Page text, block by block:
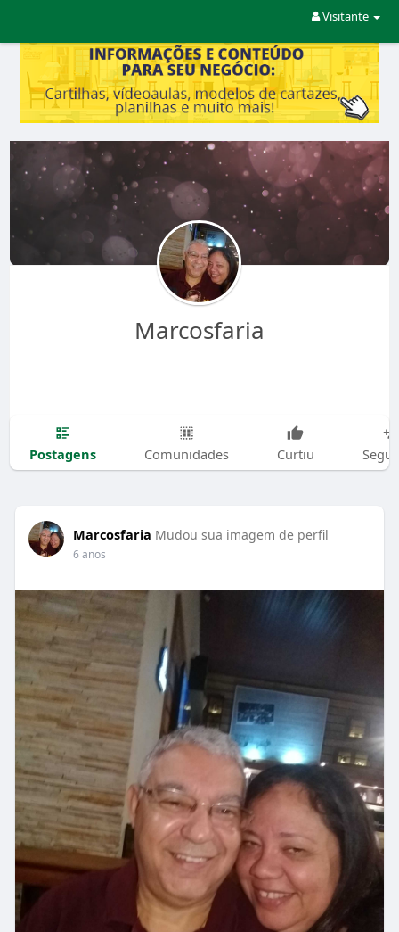
Visitante
Marcosfaria
Postagens Comunidades Curtiu
Marcosfaria Mudou sua imagem de perfil
6 anos